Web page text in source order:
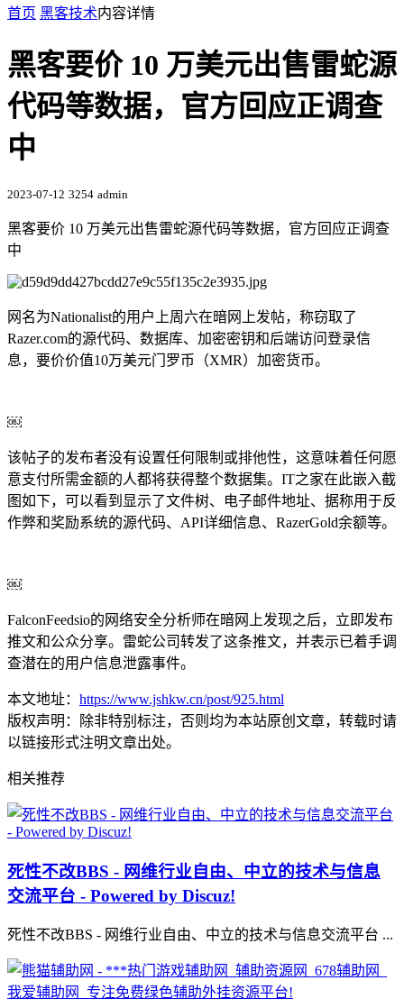
首页 黑客技术内容详情
黑客要价 10 万美元出售雷蛇源
代码等数据，官方回应正调查
中
2023-07-12 3254 admin
黑客要价 10 万美元出售雷蛇源代码等数据，官方回应正调查
中
网名为Nationalist的用户上周六在暗网上发帖，称窃取了
Razer.com的源代码、数据库、加密密钥和后端访问登录信
息，要价价值10万美元门罗币（XMR）加密货币。
￼
该帖子的发布者没有设置任何限制或排他性，这意味着任何愿
意支付所需金额的人都将获得整个数据集。IT之家在此嵌入截
图如下，可以看到显示了文件树、电子邮件地址、据称用于反
作弊和奖励系统的源代码、API详细信息、RazerGold余额等。
￼
FalconFeedsio的网络安全分析师在暗网上发现之后，立即发布
推文和公众分享。雷蛇公司转发了这条推文，并表示已着手调
查潜在的用户信息泄露事件。
本文地址： https://www.jshkw.cn/post/925.html
版权声明：
除非特别标注，否则均为本站原创文章，转载时请
以链接形式注明文章出处。
相关推荐
死性不改BBS - 网维行业自由、中立的技术与信息
交流平台 - Powered by Discuz!
死性不改BBS - 网维行业自由、中立的技术与信息交流平台 ...